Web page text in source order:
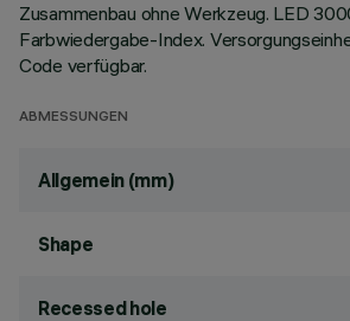
Zusammenbau ohne Werkzeug. LED
Farbwiedergabe-Index.
Code verfügbar.
ABMESSUNGEN
Allgemein (mm)
Shape
Recessed hole